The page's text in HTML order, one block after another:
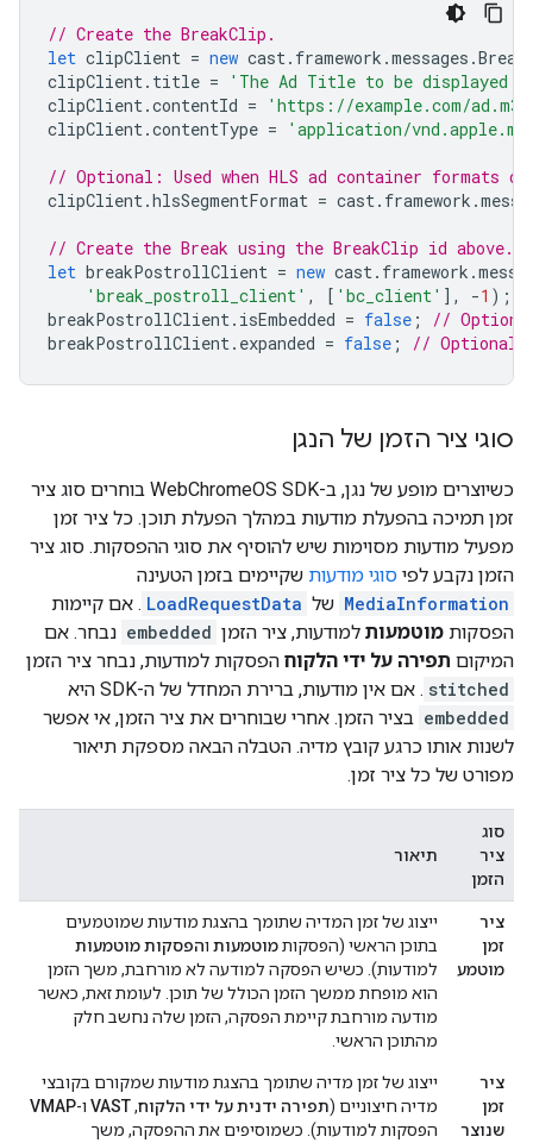
// Create the BreakClip.
let clipClient = new cast. framework .messages .
clipClient. title =
'The Ad Title to be displayed
clipClient.contentId =
'https://example.com/
clipClient.contentType = 'application/
// Optional: Used when HLS ad container formats
clipClient.hlsSegmentFormat = cast. framework .
// Create the Break using the BreakClip id above.
let breakPostrollClient = new cast. framework .
'break_postroll_client' , [ 'bc_client' ], -1 );
breakPostrollClient. isEmbedded = false ;
//
breakPostrollClient. expanded = false ; //
סוגי ציר הזמן של הנגן
כשיוצרים מופע של נגן, ב-WebChromeOS SDK בוחרים סוג ציר
זמן תמיכה בהפעלת מודעות במהלך הפעלת תוכן. כל ציר זמן
מפעיל מודעות מסוימות שיש להוסיף את סוגי ההפסקות. סוג ציר
הזמן נקבע לפי סוגי מודעות שקיימים בזמן הטעינה
MediaInformation של LoadRequestData . אם קיימות
הפסקות מוטמעות למודעות, ציר הזמן embedded נבחר. אם
המיקום תפירה על ידי הלקוח הפסקות למודעות, נבחר ציר הזמן
stitched . אם אין מודעות, ברירת המחדל של ה-SDK היא
embedded בציר הזמן. אחרי שבוחרים את ציר הזמן, אי אפשר
לשנות אותו כרגע קובץ מדיה. הטבלה הבאה מספקת תיאור
מפורט של כל ציר זמן.
סוג
ציר
הזמן
תיאור
ציר
זמן
מוטמע
ייצוג של זמן המדיה שתומך בהצגת מודעות שמוטמעים
בתוכן הראשי (הפסקותמוטמעות והפסקות מוטמעות
למודעות). כשיש הפסקה למודעה לא מורחבת, משך הזמן
הוא מופחת ממשך הזמן הכולל של תוכן. לעומת זאת, כאשר
מודעה מורחבת קיימת הפסקה, הזמן שלה נחשב חלק
מהתוכן הראשי.
ציר
זמן
שנוצר
ייצוג של זמן מדיה שתומך בהצגת מודעות שמקורם בקובצי
מדיה חיצוניים (תפירה ידנית על ידי הלקוח,
VAST ו-VMAP
הפסקות למודעות). כשמוסיפים את ההפסקה, משך